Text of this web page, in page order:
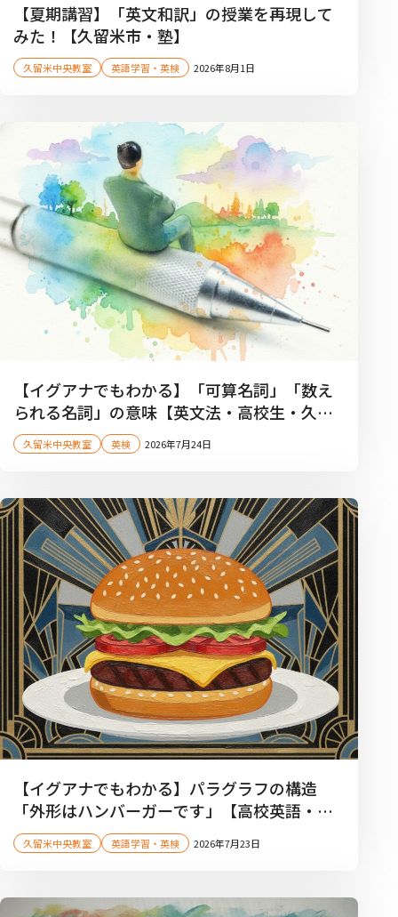
【夏期講習】「英文和訳」の授業を再現して
みた！【久留米市・塾】
久留米中央教室 英語学習・英検 2026年8月1日
【イグアナでもわかる】「可算名詞」「数え
られる名詞」の意味【英文法・高校生・久留
米市・夏期講習】
久留米中央教室 英検 2026年7月24日
【イグアナでもわかる】パラグラフの構造
「外形はハンバーガーです」【高校英語・久
留米市・塾】
久留米中央教室 英語学習・英検 2026年7月23日